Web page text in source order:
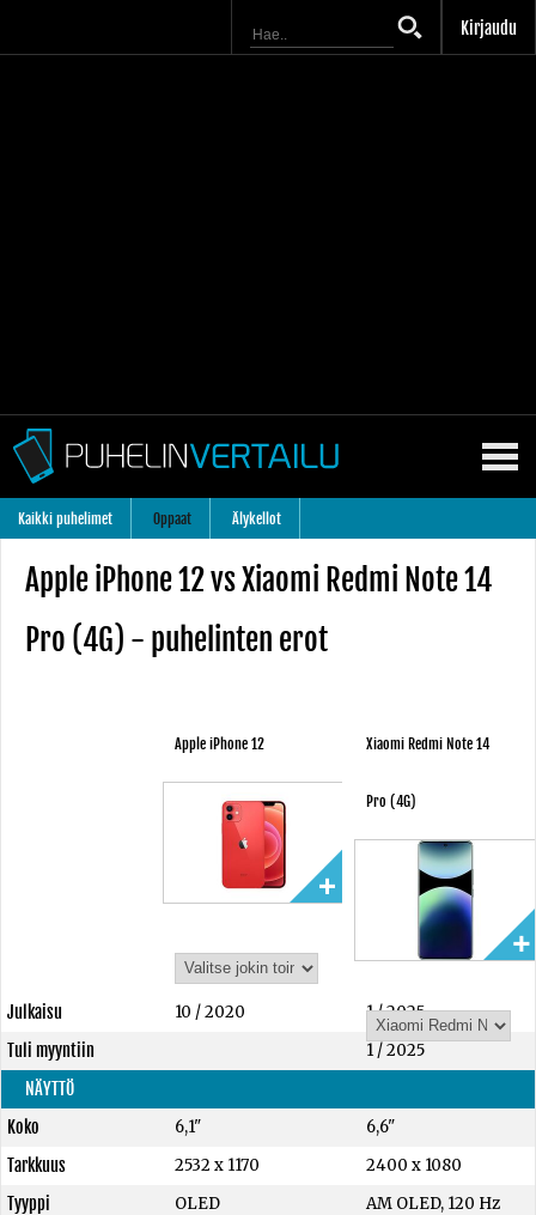
Kirjaudu
Kaikki puhelimet Oppaat Älykellot
Apple iPhone 12 vs Xiaomi Redmi Note 14
Pro (4G) - puhelinten erot
Apple iPhone 12 Xiaomi Redmi Note 14
Pro (4G)
Julkaisu 10 / 2020
1 / 2025
Tuli myyntiin
1 / 2025
NÄYTTÖ
Koko
6,1"
6,6"
Tarkkuus
2532 x 1170
2400 x 1080
Tyyppi
OLED
AM OLED, 120 Hz